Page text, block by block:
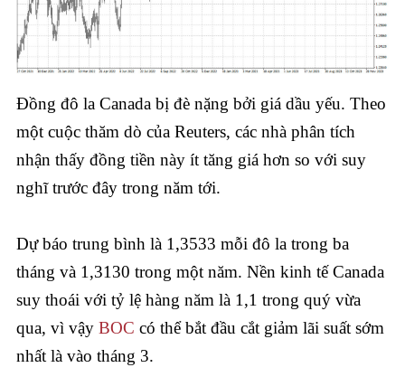
Đồng đô la Canada bị đè nặng bởi giá dầu yếu. Theo
một cuộc thăm dò của Reuters, các nhà phân tích
nhận thấy đồng tiền này ít tăng giá hơn so với suy
nghĩ trước đây trong năm tới.
Dự báo trung bình là 1,3533 mỗi đô la trong ba
tháng và 1,3130 trong một năm. Nền kinh tế Canada
suy thoái với tỷ lệ hàng năm là 1,1 trong quý vừa
qua, vì vậy BOC có thể bắt đầu cắt giảm lãi suất sớm
nhất là vào tháng 3.